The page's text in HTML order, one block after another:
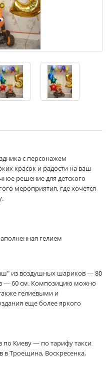
с персонажем
красок и радости на ваш
решение для детского
мероприятия, где хочется
гелием
из воздушных шариков — 80
— 60 см. Композицию можно
гелиевыми и
еще более яркого
Киеву — по тарифу такси
в Троещина, Воскресенка,